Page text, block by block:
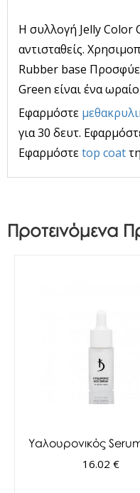
Η συλλογή Jelly Color
αντισταθείς.
Rubber base
Green είναι ένα
Εφαρμόστε
για 30 δευτ.
Εφαρμόστεtop coat
Προτεινόμενα
Υαλουρονικός
16.02 €